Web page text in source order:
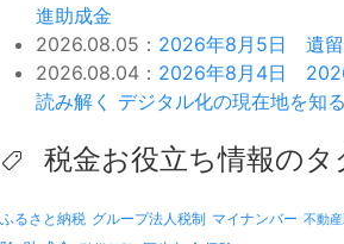
進助成金
2026.08.05： 2026年8月5日 遺留
2026.08.04： 2026年8月4日
読み解く デジタル化の現在地を知る
税金お役立ち情報のタ
ふるさと納税 グループ法人税制 マイナンバー 不動産